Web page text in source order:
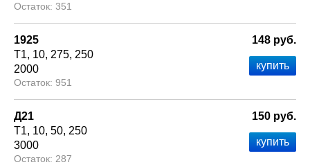
351
1925
Т1 10 275 250
2000
951
148 руб.
Д21
Т1 10 50 250
3000
287
150 руб.